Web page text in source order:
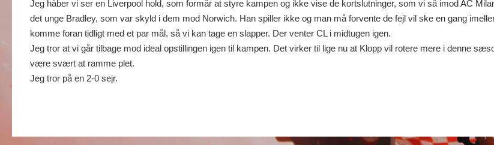
Jeg håber vi ser en Liverpool hold, som formår at styre kampen og ikke vise de kortslutninger, som vi så imod AC
det unge Bradley, som var skyld i dem mod Norwich. Han spiller ikke og man må forvente de fejl vil ske en gang
komme foran tidligt med et par mål, så vi kan tage en slapper. Der venter CL i midtugen igen.
Jeg tror at vi går tilbage mod ideal opstillingen igen til kampen. Det virker til lige nu at Klopp vil rotere mere i denne
være svært at ramme plet.
Jeg tror på en 2-0 sejr.